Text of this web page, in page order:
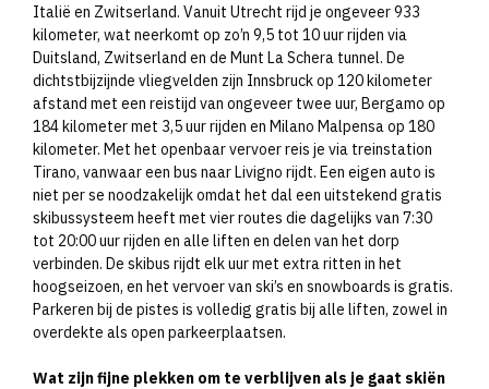
Italië en Zwitserland. Vanuit Utrecht rijd je ongeveer 933
kilometer, wat neerkomt op zo’n 9,5 tot 10 uur rijden via
Duitsland, Zwitserland en de Munt La Schera tunnel. De
dichtstbijzijnde vliegvelden zijn Innsbruck op 120 kilometer
afstand met een reistijd van ongeveer twee uur, Bergamo op
184 kilometer met 3,5 uur rijden en Milano Malpensa op 180
kilometer. Met het openbaar vervoer reis je via treinstation
Tirano, vanwaar een bus naar Livigno rijdt. Een eigen auto is
niet per se noodzakelijk omdat het dal een uitstekend gratis
skibussysteem heeft met vier routes die dagelijks van 7:30
tot 20:00 uur rijden en alle liften en delen van het dorp
verbinden. De skibus rijdt elk uur met extra ritten in het
hoogseizoen, en het vervoer van ski’s en snowboards is gratis.
Parkeren bij de pistes is volledig gratis bij alle liften, zowel in
overdekte als open parkeerplaatsen.
Wat zijn fijne plekken om te verblijven als je gaat skiën